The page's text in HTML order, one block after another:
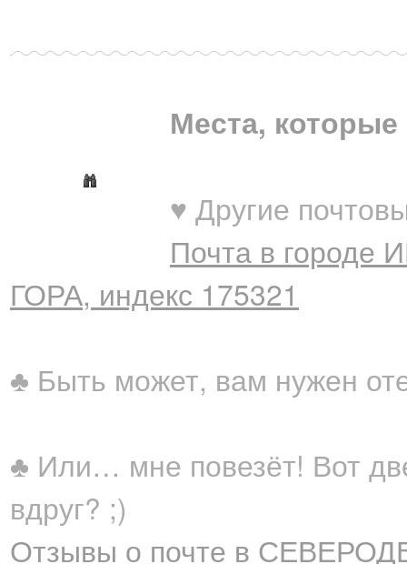
Места, которые
♥ Другие
Почта в городе
ГОРА, индекс 175321
♣ Быть может, вам нужен
♣ Или… мне повезёт! Вот
вдруг? ;)
Отзывы о почте в